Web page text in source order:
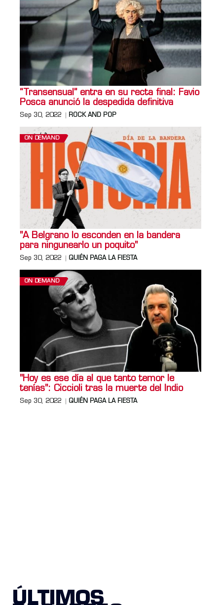
“Transensual” entra en su recta final: Favio
Posca anunció la despedida definitiva
Sep 30, 2022 ROCK AND POP
ON DEMAND
"A Belgrano lo esconden en la bandera
para ningunearlo un poquito"
Sep 30, 2022 QUIÉN PAGA LA FIESTA
ON DEMAND
"Hoy es ese día al que tanto temor le
tenías": Ciccioli tras la muerte del Indio
Sep 30, 2022 QUIÉN PAGA LA FIESTA
ÚLTIMOS